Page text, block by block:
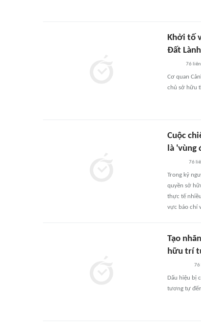
Khởi tố
Đất Lành
76
Cơ quan
chủ sở hữu
Cuộc
là 'vùng
76
Trong kỷ
quyền sở
thực tế
vực báo chí
Tạo
hữu trí
76
Dấu hiệu bị
tương tự